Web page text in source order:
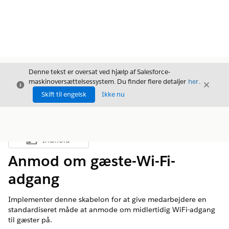
Luk
Denne tekst er oversat ved hjælp af Salesforce-
maskinoversættelsessystem. Du finder flere detaljer her.
Skift til engelsk
Ikke nu
Luk
Vis indholdsfortegnelse
Indhold
Anmod om gæste-Wi-Fi-
adgang
Implementer denne skabelon for at give medarbejdere en
standardiseret måde at anmode om midlertidig WiFi-adgang
til gæster på.